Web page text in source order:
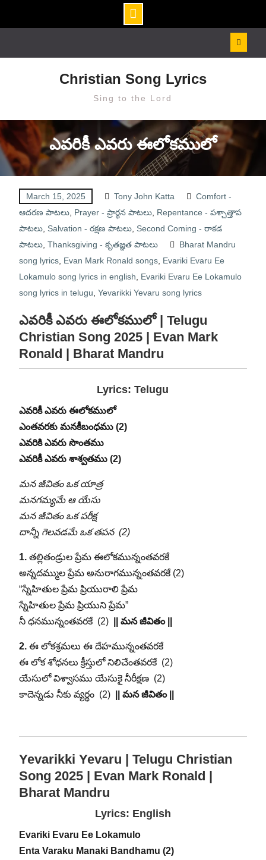
Christian Song Lyrics
Sing to the Lord
ఎవరికీ ఎవరు ఈలోకములో
March 15, 2025 Tony John Katta
Comfort -
ఆదరణ పాటలు, Prayer - ప్రార్థన పాటలు, Repentance - పశ్చాత్తాప
పాటలు, Salvation - రక్షణ పాటలు, Second Coming - రాకడ
పాటలు, Thanksgiving - కృతజ్ఞత పాటలు
Bharat Mandru
song lyrics, Evan Mark Ronald songs, Evariki Evaru Ee
Lokamulo song lyrics in english
Evariki Evaru Ee Lokamulo
song lyrics in telugu Yevarikki Yevaru song lyrics
ఎవరికీ ఎవరు ఈలోకములో | Telugu
Christian Song 2025 | Evan Mark
Ronald | Bharat Mandru
Lyrics: Telugu
ఎవరికీ ఎవరు ఈలోకములో
ఎంతవరకు మనకీబంధము (2)
ఎవరికి ఎవరు సొంతము
ఎవరికీ ఎవరు శాశ్వతము (2)
మన జీవితం ఒక యాత్ర
మనగమ్యమే ఆ యేసు
మన జీవితం ఒక పరీక్ష
దాన్నీ గెలవడమే ఒక తపన (2)
1.తల్లితండ్రుల ప్రేమ ఈలోకమున్నంతవరకే
అన్నదమ్ముల ప్రేమ అనురాగమున్నంతవరకే (2)
“స్నేహితుల ప్రేమ ప్రియురాలి ప్రేమ
స్నేహితుల ప్రేమ ప్రియుని ప్రేమ”
నీ ధనమున్నంతవరకే (2)
|| మన జీవితం ||
2.ఈ లోకశ్రమలు ఈ దేహమున్నంతవరకే
ఈ లోక శోధనలు క్రీస్తులో నిలిచేంతవరకే (2)
యేసులో విశ్వాసము యేసుకై నీరీక్షణ (2)
కాదెన్నడు నీకు వ్యర్థం (2)
|| మన జీవితం ||
Yevarikki Yevaru | Telugu Christian
Song 2025 | Evan Mark Ronald |
Bharat Mandru
Lyrics: English
Evariki Evaru Ee Lokamulo
Enta Varaku Manaki Bandhamu (2)